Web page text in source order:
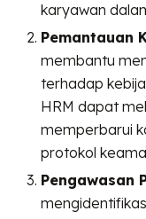
karyawan
Pemantauan
membantu
terhadap
HRM dapat
memperbarui
protokol
Pengawasan